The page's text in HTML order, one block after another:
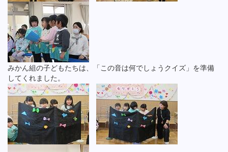
みかん組の子どもたちは、「この音は何でしょうクイズ」を準備
してくれました。